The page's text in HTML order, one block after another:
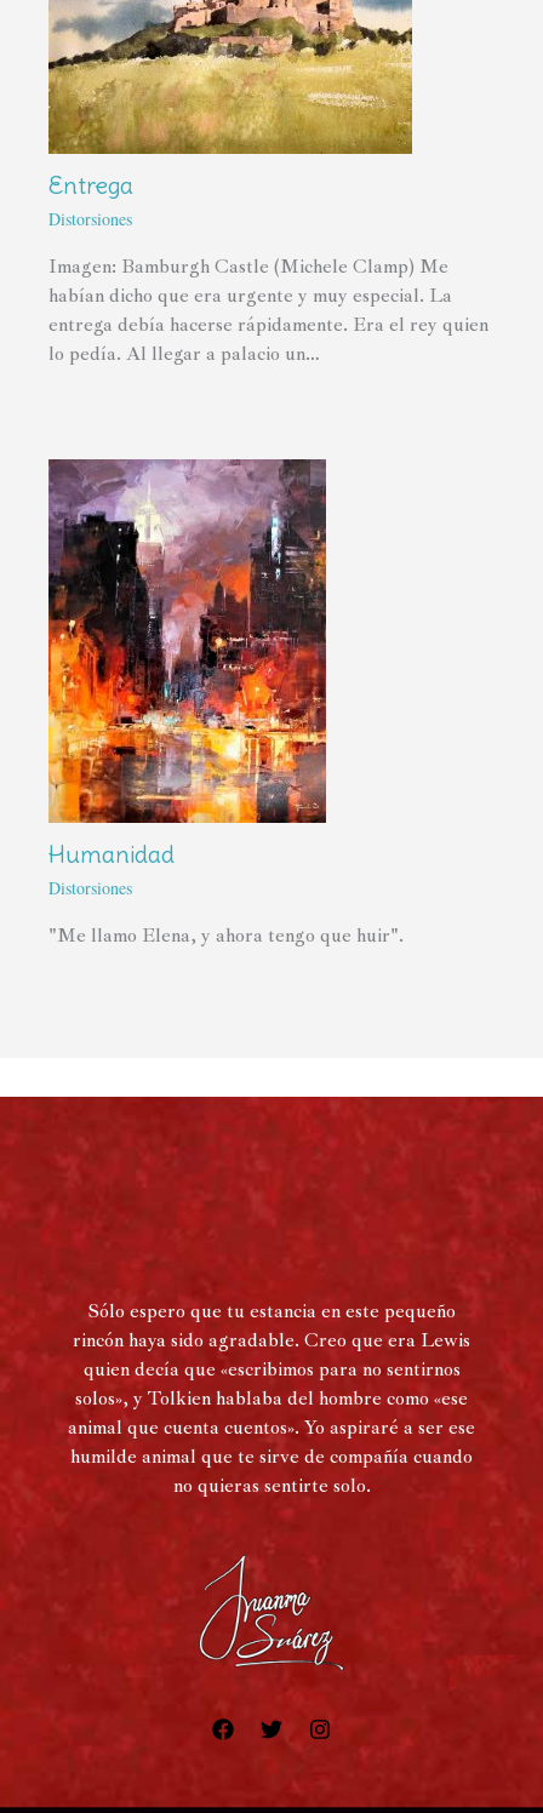
Entrega
Distorsiones
Imagen: Bamburgh Castle (Michele Clamp) Me
habían dicho que era urgente y muy especial. La
entrega debía hacerse rápidamente. Era el rey quien
lo pedía. Al llegar a palacio un…
Humanidad
Distorsiones
"Me llamo Elena, y ahora tengo que huir".
Sólo espero que tu estancia en este pequeño
rincón haya sido agradable. Creo que era Lewis
quien decía que «escribimos para no sentirnos
solos», y Tolkien hablaba del hombre como «ese
animal que cuenta cuentos». Yo aspiraré a ser ese
humilde animal que te sirve de compañía cuando
no quieras sentirte solo.